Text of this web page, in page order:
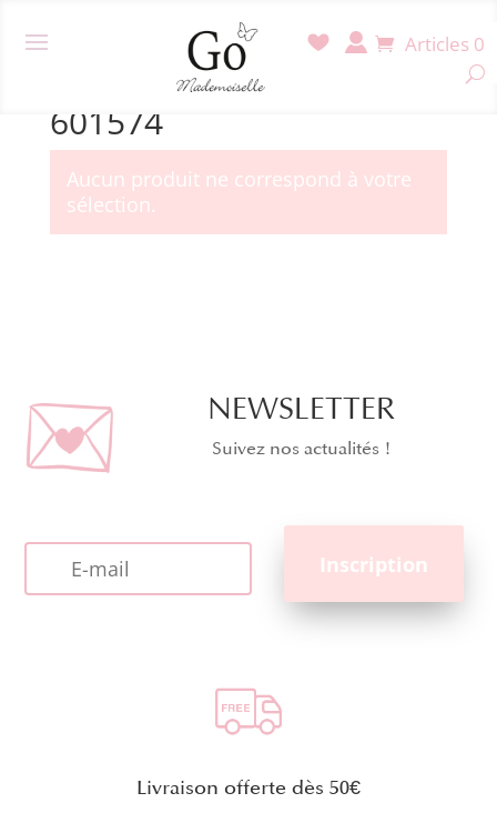
Articles 0
/ Produit Référence / 601574
601574
Aucun produit ne correspond à votre
sélection.
NEWSLETTER
Suivez nos actualités !
Livraison offerte dès 50€